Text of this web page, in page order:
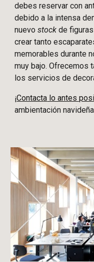
debes reservar con
debido a la intensa
nuevostockde
crear tanto
memorables durante
muy bajo. Ofrecemos
los servicios de
¡Contacta lo antes
ambientación